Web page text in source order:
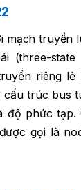
mạch truyền
(three-
riêng lẻ
trúc bus
độ phức
gọi là